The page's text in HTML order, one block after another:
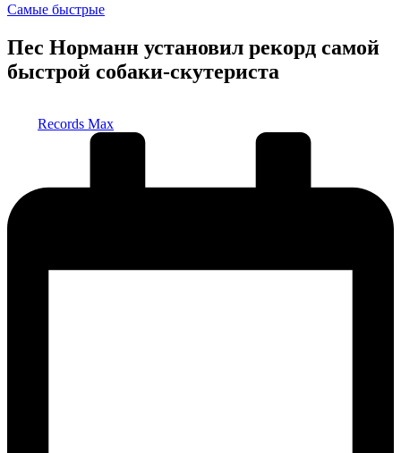
Опубликовано
Самые быстрые
Пес Норманн установил рекорд самой
быстрой собаки-скутериста
Records Max